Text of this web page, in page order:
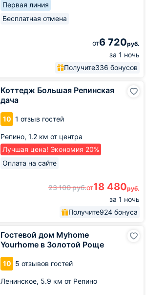
Первая линия
Бесплатная отмена
от6 720руб.
за 1 ночь
Получите336 бонусов
Коттедж Большая Репинская
дача
10 1 отзыв гостей
Репино, 1.2 км от центра
Лучшая цена! Экономия 20%
Оплата на сайте
23 100руб.от18 480руб.
за 1 ночь
Получите924 бонуса
Гостевой дом Myhome
Yourhome в Золотой Роще
10 5 отзывов гостей
Ленинское, 5.9 км от Репино